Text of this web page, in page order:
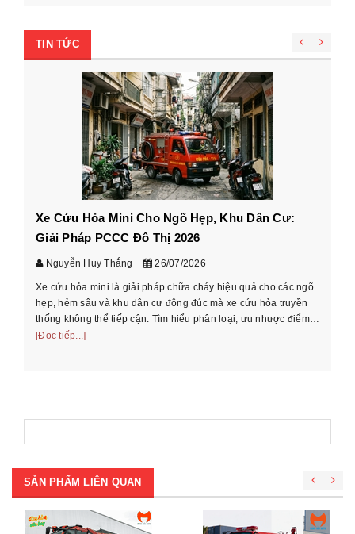
TIN TỨC
Xe Cứu Hỏa Mini Cho Ngõ Hẹp, Khu Dân Cư:
Giải Pháp PCCC Đô Thị 2026
Nguyễn Huy Thắng 26/07/2026
Xe cứu hỏa mini là giải pháp chữa cháy hiệu quả cho các ngõ
hẹp, hẻm sâu và khu dân cư đông đúc mà xe cứu hỏa truyền
thống không thể tiếp cận. Tìm hiểu phân loại, ưu nhược điểm
và cách chọn xe phù ...
[Đọc tiếp...]
SẢN PHẨM LIÊN QUAN